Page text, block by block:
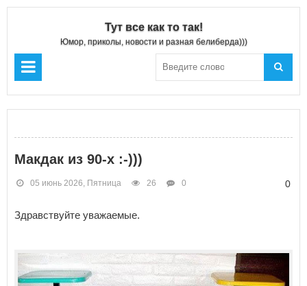
Тут все как то так!
Юмор, приколы, новости и разная белиберда)))
Макдак из 90-х :-)))
05 июнь 2026, Пятница 26 0 0
Здравствуйте уважаемые.